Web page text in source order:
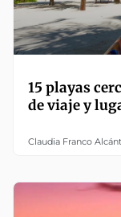
15 playas
de viaje y
Claudia Franco